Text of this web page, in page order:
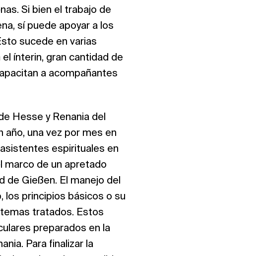
Si bien el trabajo de
sí puede apoyar a los
sucede en varias
ínterin, gran cantidad de
a acompañantes
Hesse y Renania del
año, una vez por mes en
espirituales en
marco de un apretado
de Gießen. El manejo del
los principios básicos o su
tratados. Estos
preparados en la
Para finalizar la